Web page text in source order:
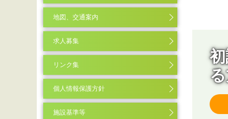
地図、交通案内
求人募集
リンク集
個人情報保護方針
施設基準等